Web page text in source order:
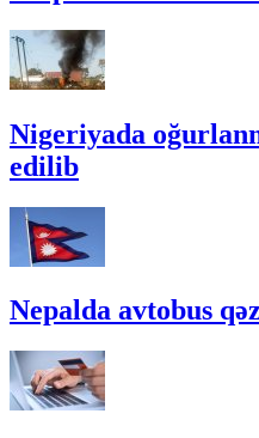
Nigeriyada
edilib
Nepalda avtobus